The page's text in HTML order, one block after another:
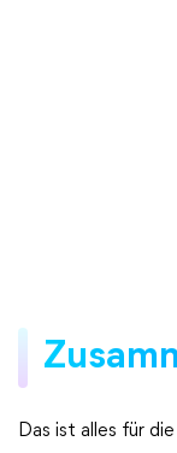
Das ist alles für